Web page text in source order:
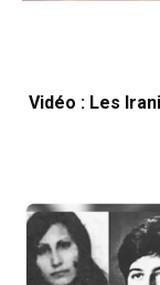
Vidéo : Les